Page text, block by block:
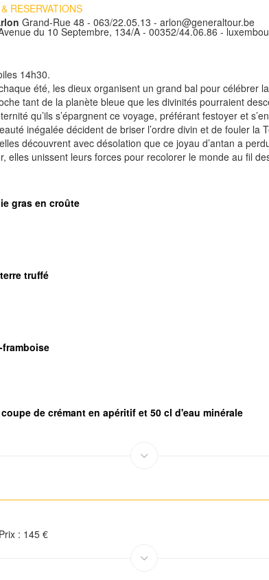
RESERVATIONS
Grand-Rue 48 - 063/22.05.13 - arlon@generaltour.be
du 10 Septembre, 134/A - 00352/44.06.86 -
14h30.
été, les dieux organisent un grand bal pour célébrer
tant de la planète bleue que les divinités pourraient
qu’ils s’épargnent ce voyage, préférant festoyer et
inégalée décident de briser l’ordre divin et de fouler la
découvrent avec désolation que ce joyau d’antan a
elles unissent leurs forces pour recolorer le monde au fil
gras en croûte
truffé
de crémant en apéritif et 50 cl d'eau minérale
: 145 €